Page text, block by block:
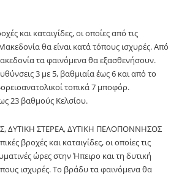
και καταιγίδες, οι οποίες από τις
θα είναι κατά τόπους ισχυρές. Από
τα φαινόμενα θα εξασθενήσουν.
3 με 5, βαθμιαία έως 6 και από το
τοπικά 7 μποφόρ.
23 βαθμούς Κελσίου.
ΔΥΤΙΚΗ ΣΤΕΡΕΑ, ΔΥΤΙΚΗ ΠΕΛΟΠΟΝΝΗΣΟΣ
βροχές και καταιγίδες, οι οποίες τις
ώρες στην Ήπειρο και τη δυτική
ισχυρές. Το βράδυ τα φαινόμενα θα